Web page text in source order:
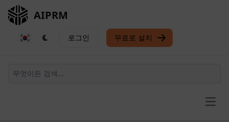
AIPRM
로그인 무료로 설치